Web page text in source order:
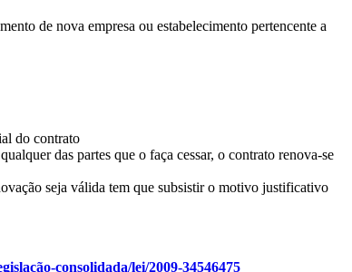
de nova empresa ou estabelecimento pertencente a
do contrato
das partes que o faça cessar, o contrato renova-se
seja válida tem que subsistir o motivo justificativo
consolidada/lei/2009-34546475